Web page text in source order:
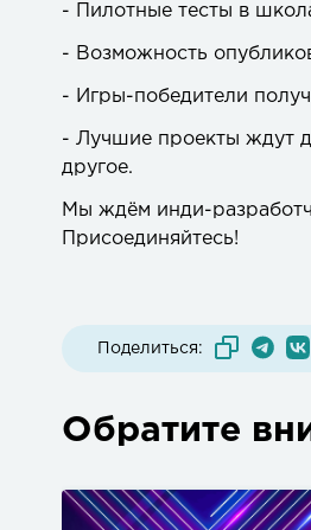
- Пилотные тесты в
- Возможность
- Игры-победители
- Лучшие проекты ждут
другое.
Мы ждём инди-
Присоединяйтесь!
Поделиться:
Обратите